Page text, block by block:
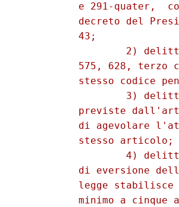
e 291-quater,
decreto del
          43;
2)
575, 628, terzo
stesso codice
3)
previste
di agevolare
          stesso articolo;
4)
di eversione
legge
minimo a cinque